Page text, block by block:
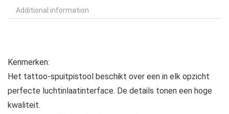
Additional information
Kenmerken:
Het tattoo-spuitpistool beschikt over een in elk opzicht
perfecte luchtinlaatinterface. De details tonen een hoge
kwaliteit.